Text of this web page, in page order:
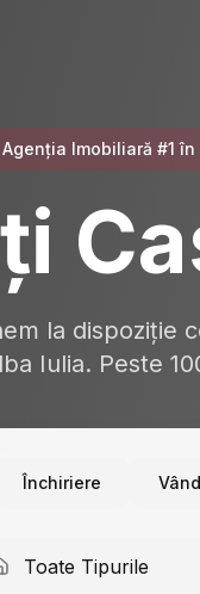
Agenția Imobiliară #1
la dispoziție
Iulia. Peste
Închiriere
Toate Tipurile